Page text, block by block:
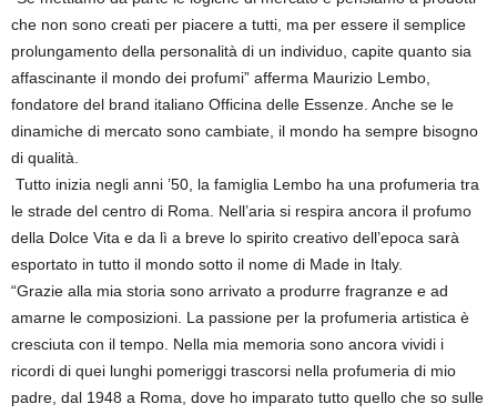
che non sono creati per piacere a tutti, ma per essere il semplice
prolungamento della personalità di un individuo, capite quanto sia
affascinante il mondo dei profumi” afferma Maurizio Lembo,
fondatore del brand italiano Officina delle Essenze. Anche se le
dinamiche di mercato sono cambiate, il mondo ha sempre bisogno
di qualità.
Tutto inizia negli anni ’50, la famiglia Lembo ha una profumeria tra
le strade del centro di Roma. Nell’aria si respira ancora il profumo
della Dolce Vita e da lì a breve lo spirito creativo dell’epoca sarà
esportato in tutto il mondo sotto il nome di Made in Italy.
“Grazie alla mia storia sono arrivato a produrre fragranze e ad
amarne le composizioni. La passione per la profumeria artistica è
cresciuta con il tempo. Nella mia memoria sono ancora vividi i
ricordi di quei lunghi pomeriggi trascorsi nella profumeria di mio
padre, dal 1948 a Roma, dove ho imparato tutto quello che so sulle